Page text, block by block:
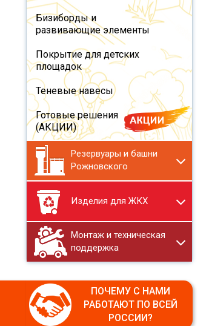
Бизиборды и
развивающие элементы
Покрытие для детских
площадок
Теневые навесы
Готовые решения
(АКЦИИ)
Резервуары и башни
Рожновского
Изделия для ЖКХ
Монтаж и техническая
поддержка
ПОЧЕМУ С НАМИ
РАБОТАЮТ ПО ВСЕЙ
РОССИИ?